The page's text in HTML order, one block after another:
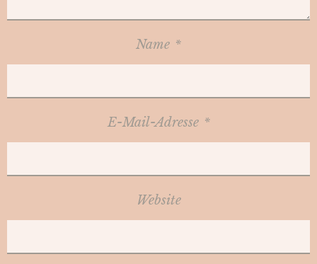
Name *
E-Mail-Adresse *
Website